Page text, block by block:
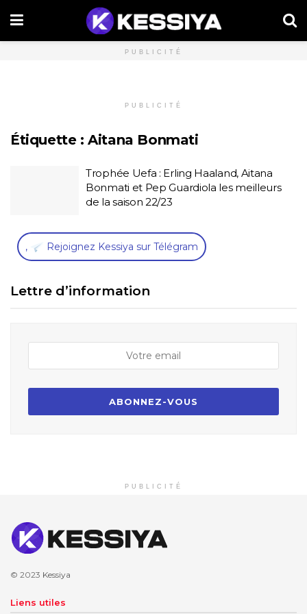
PUBLICITÉ
PUBLICITÉ
Étiquette :Aitana Bonmati
Trophée Uefa : Erling Haaland, Aitana
Bonmati et Pep Guardiola les meilleurs
de la saison 22/23
, Rejoignez Kessiya sur Télégram
Lettre d’information
PUBLICITÉ
© 2023 Kessiya
Liens utiles